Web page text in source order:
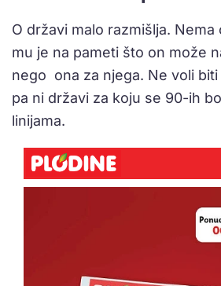
O državi malo razmišlja. Nema
mu je na pameti što on može
nego ona za njega. Ne voli
pa ni državi za koju se 90-ih
linijama.